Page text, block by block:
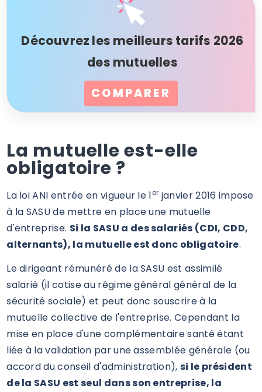
Découvrez les meilleurs tarifs 2026
des mutuelles
COMPARER
La mutuelle est-elle
obligatoire ?
La loi ANI entrée en vigueur le 1er janvier 2016 impose
à la SASU de mettre en place une mutuelle
d'entreprise. Si la SASU a des salariés (CDI, CDD,
alternants), la mutuelle est donc obligatoire.
Le dirigeant rémunéré de la SASU est assimilé
salarié (il cotise au régime général général de la
sécurité sociale) et peut donc souscrire à la
mutuelle collective de l'entreprise. Cependant la
mise en place d'une complémentaire santé étant
liée à la validation par une assemblée générale (ou
accord du conseil d'administration), si le président
de la SASU est seul dans son entreprise, la